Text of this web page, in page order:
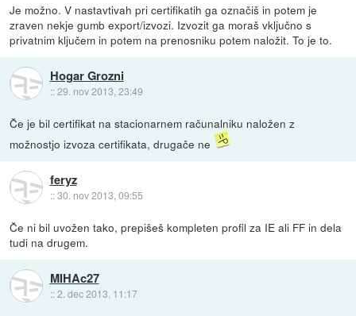
Je možno. V nastavtivah pri certifikatih ga označiš in potem je
zraven nekje gumb export/izvozi. Izvozit ga moraš vključno s
privatnim ključem in potem na prenosniku potem naložit. To je to.
Hogar Grozni
::29. nov 2013, 23:49
Če je bil certifikat na stacionarnem računalniku naložen z
možnostjo izvoza certifikata, drugače ne
feryz
::30. nov 2013, 09:55
Če ni bil uvožen tako, prepišeš kompleten profil za IE ali FF in dela
tudi na drugem.
MIHAc27
::2. dec 2013, 11:17